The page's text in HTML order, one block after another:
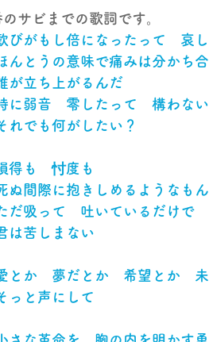
のサビまでの歌詞です。
びがもし倍になったって　哀
とうの意味で痛みは分かち
立ち上がるんだ
弱音　零したって　構わない
でも何がしたい？
も　忖度も
間際に抱きしめるようなもん
吸って　吐いているだけで
は苦しまない
か　夢だとか　希望とか　未
と声にして